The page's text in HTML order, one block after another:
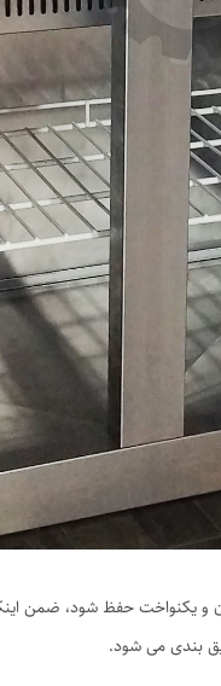
و یکنواخت حفظ شود، ضمن
بندی می شود.